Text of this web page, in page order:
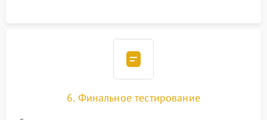
6. Финальное тестирование